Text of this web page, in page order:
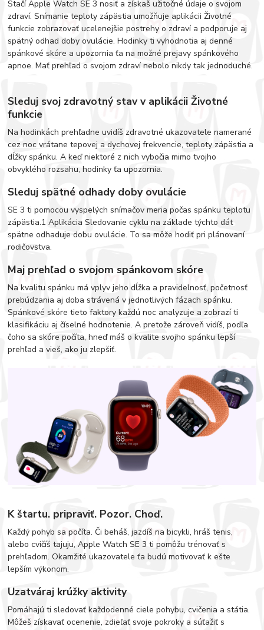
Stačí Apple Watch SE 3 nosiť a získaš užitočné údaje o svojom
zdraví. Snímanie teploty zápästia umožňuje aplikácii Životné
funkcie zobrazovať ucelenejšie postrehy o zdraví a podporuje aj
spätný odhad doby ovulácie. Hodinky ti vyhodnotia aj denné
spánkové skóre a upozornia ťa na možné prejavy spánkového
apnoe. Mať prehľad o svojom zdraví nebolo nikdy tak jednoduché.
Sleduj svoj zdravotný stav v aplikácii Životné
funkcie
Na hodinkách prehľadne uvidíš zdravotné ukazovatele namerané
cez noc vrátane tepovej a dychovej frekvencie, teploty zápästia a
dĺžky spánku. A keď niektoré z nich vybočia mimo tvojho
obvyklého rozsahu, hodinky ťa upozornia.
Sleduj spätné odhady doby ovulácie
SE 3 ti pomocou vyspelých snímačov meria počas spánku teplotu
zápästia.1 Aplikácia Sledovanie cyklu na základe týchto dát
spätne odhaduje dobu ovulácie. To sa môže hodiť pri plánovaní
rodičovstva.
Maj prehľad o svojom spánkovom skóre
Na kvalitu spánku má vplyv jeho dĺžka a pravidelnosť, početnosť
prebúdzania aj doba strávená v jednotlivých fázach spánku.
Spánkové skóre tieto faktory každú noc analyzuje a zobrazí ti
klasifikáciu aj číselné hodnotenie. A pretože zároveň vidíš, podľa
čoho sa skóre počíta, hneď máš o kvalite svojho spánku lepší
prehľad a vieš, ako ju zlepšiť.
K štartu. pripraviť. Pozor. Choď.
Každý pohyb sa počíta. Či beháš, jazdíš na bicykli, hráš tenis,
alebo cvičíš tajuju, Apple Watch SE 3 ti pomôžu trénovať s
prehľadom. Okamžité ukazovatele ťa budú motivovať k ešte
lepším výkonom.
Uzatváraj krúžky aktivity
Pomáhajú ti sledovať každodenné ciele pohybu, cvičenia a státia.
Môžeš získavať ocenenie, zdieľať svoje pokroky a súťažiť s